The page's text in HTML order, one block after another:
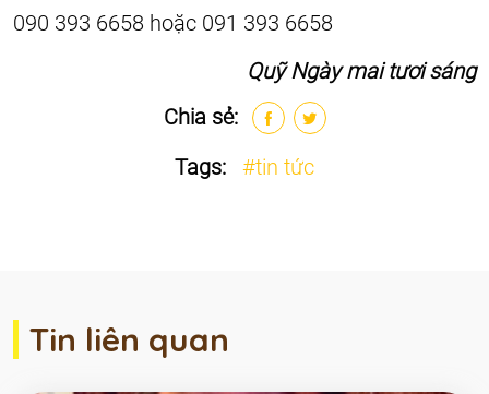
090 393 6658 hoặc 091 393 6658
Quỹ Ngày mai tươi sáng
Chia sẻ:
Tags:
#tin tức
Tin liên quan